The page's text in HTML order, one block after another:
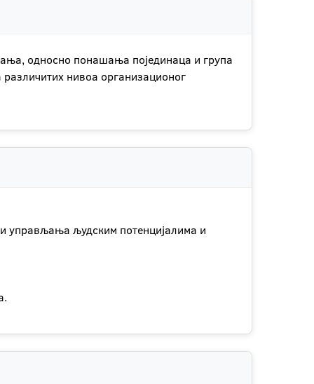
односно понашања појединаца и група
нивоа организационог
управљања људским потенцијалима и